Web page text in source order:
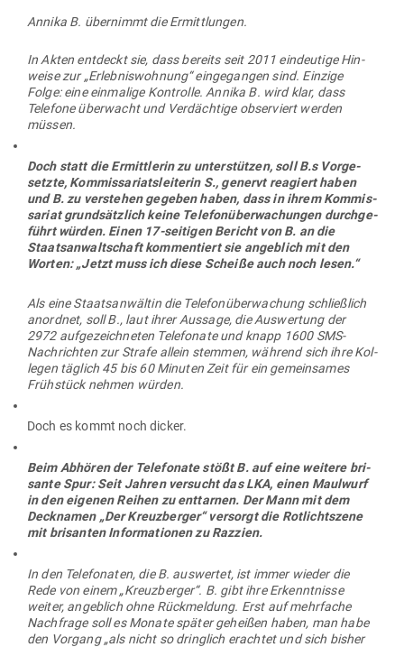
Annika B. über­nimmt die Ermittlungen.
In Akten ent­deckt sie, dass bereits seit 2011 ein­deutige Hin­
weise zur „Erleb­nis­wohnung“ ein­ge­gangen sind. Einzige
Folge: eine ein­malige Kon­trolle. Annika B. wird klar, dass
Telefone über­wacht und Ver­dächtige obser­viert werden
müssen.
Doch statt die Ermitt­lerin zu unter­stützen, soll B.s Vor­ge­
setzte, Kom­mis­sa­ri­ats­lei­terin S., genervt reagiert haben
und B. zu ver­stehen gegeben haben, dass in ihrem Kom­mis­
sariat grund­sätzlich keine Tele­fon­über­wa­chungen durch­ge­
führt würden. Einen 17-sei­tigen Bericht von B. an die
Staats­an­walt­schaft kom­men­tiert sie angeblich mit den
Worten: „Jetzt muss ich diese Scheiße auch noch lesen.“
Als eine Staats­an­wältin die Tele­fon­über­wa­chung schließlich
anordnet, soll B., laut ihrer Aussage, die Aus­wertung der
2972 auf­ge­zeich­neten Tele­fonate und knapp 1600 SMS-
Nach­richten zur Strafe allein stemmen, während sich ihre Kol­
legen täglich 45 bis 60 Minuten Zeit für ein gemein­sames
Früh­stück nehmen würden.
Doch es kommt noch dicker.
Beim Abhören der Tele­fonate stößt B. auf eine weitere bri­
sante Spur: Seit Jahren ver­sucht das LKA, einen Maulwurf
in den eigenen Reihen zu ent­tarnen. Der Mann mit dem
Deck­namen „Der Kreuz­berger“ ver­sorgt die Rot­licht­szene
mit bri­santen Infor­ma­tionen zu Razzien.
In den Tele­fo­naten, die B. aus­wertet, ist immer wieder die
Rede von einem „Kreuz­berger“. B. gibt ihre Erkennt­nisse
weiter, angeblich ohne Rück­meldung. Erst auf mehr­fache
Nach­frage soll es Monate später geheißen haben, man habe
den Vorgang „als nicht so dringlich erachtet und sich bisher